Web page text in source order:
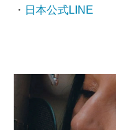
・ 日本公式LINE